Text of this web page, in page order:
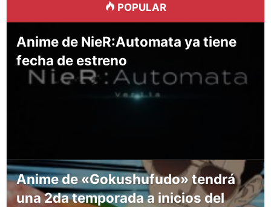
POPULAR
Anime de NieR:Automata ya tiene
fecha de estreno
Anime de «Gokushufudo» tendrá
una 2da temporada a inicios del